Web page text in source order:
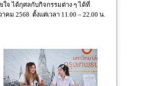
จ ได้กุศลกับกิจกรรมต่าง ๆ ได้ที่
2568 ตั้งแต่เวลา 11.00 – 22.00 น.